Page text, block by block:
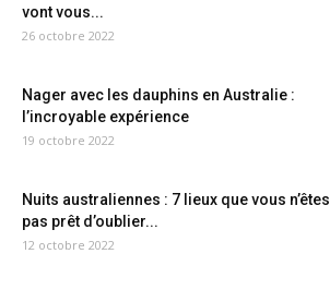
vont vous...
26 octobre 2022
Nager avec les dauphins en Australie :
l’incroyable expérience
19 octobre 2022
Nuits australiennes : 7 lieux que vous n’êtes
pas prêt d’oublier...
12 octobre 2022